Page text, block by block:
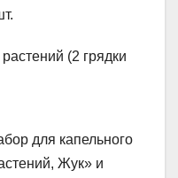
(2 грядки
для капельного
Жук» и